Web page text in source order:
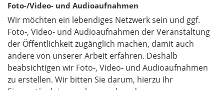
f
e
l
d
Foto-/Video- und Audioaufnahmen
Wir möchten ein lebendiges Netzwerk sein und ggf.
Foto-, Video- und Audioaufnahmen der Veranstaltung
der Öffentlichkeit zugänglich machen, damit auch
andere von unserer Arbeit erfahren. Deshalb
beabsichtigen wir Foto-, Video- und Audioaufnahmen
zu erstellen. Wir bitten Sie darum, hierzu Ihr